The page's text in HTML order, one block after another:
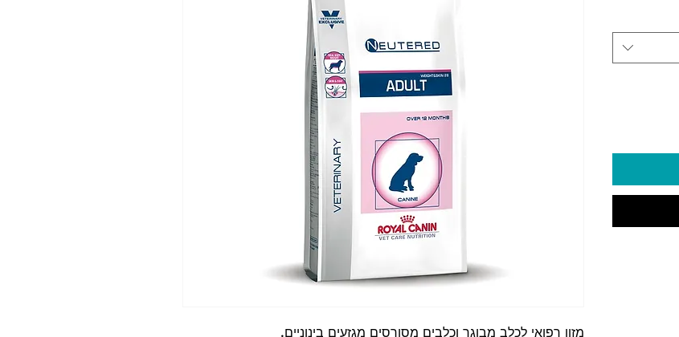
מזון רפואי לכלב מבוגר וכלבים מסורסים מגזעים בינוניים.